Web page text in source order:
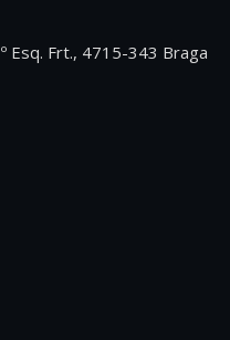
Esq. Frt., 4715-343 Braga